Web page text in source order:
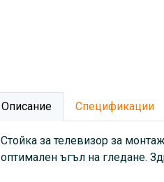
Описание Спецификации
Стойка за телевизор за
оптимален ъгъл на гледане.